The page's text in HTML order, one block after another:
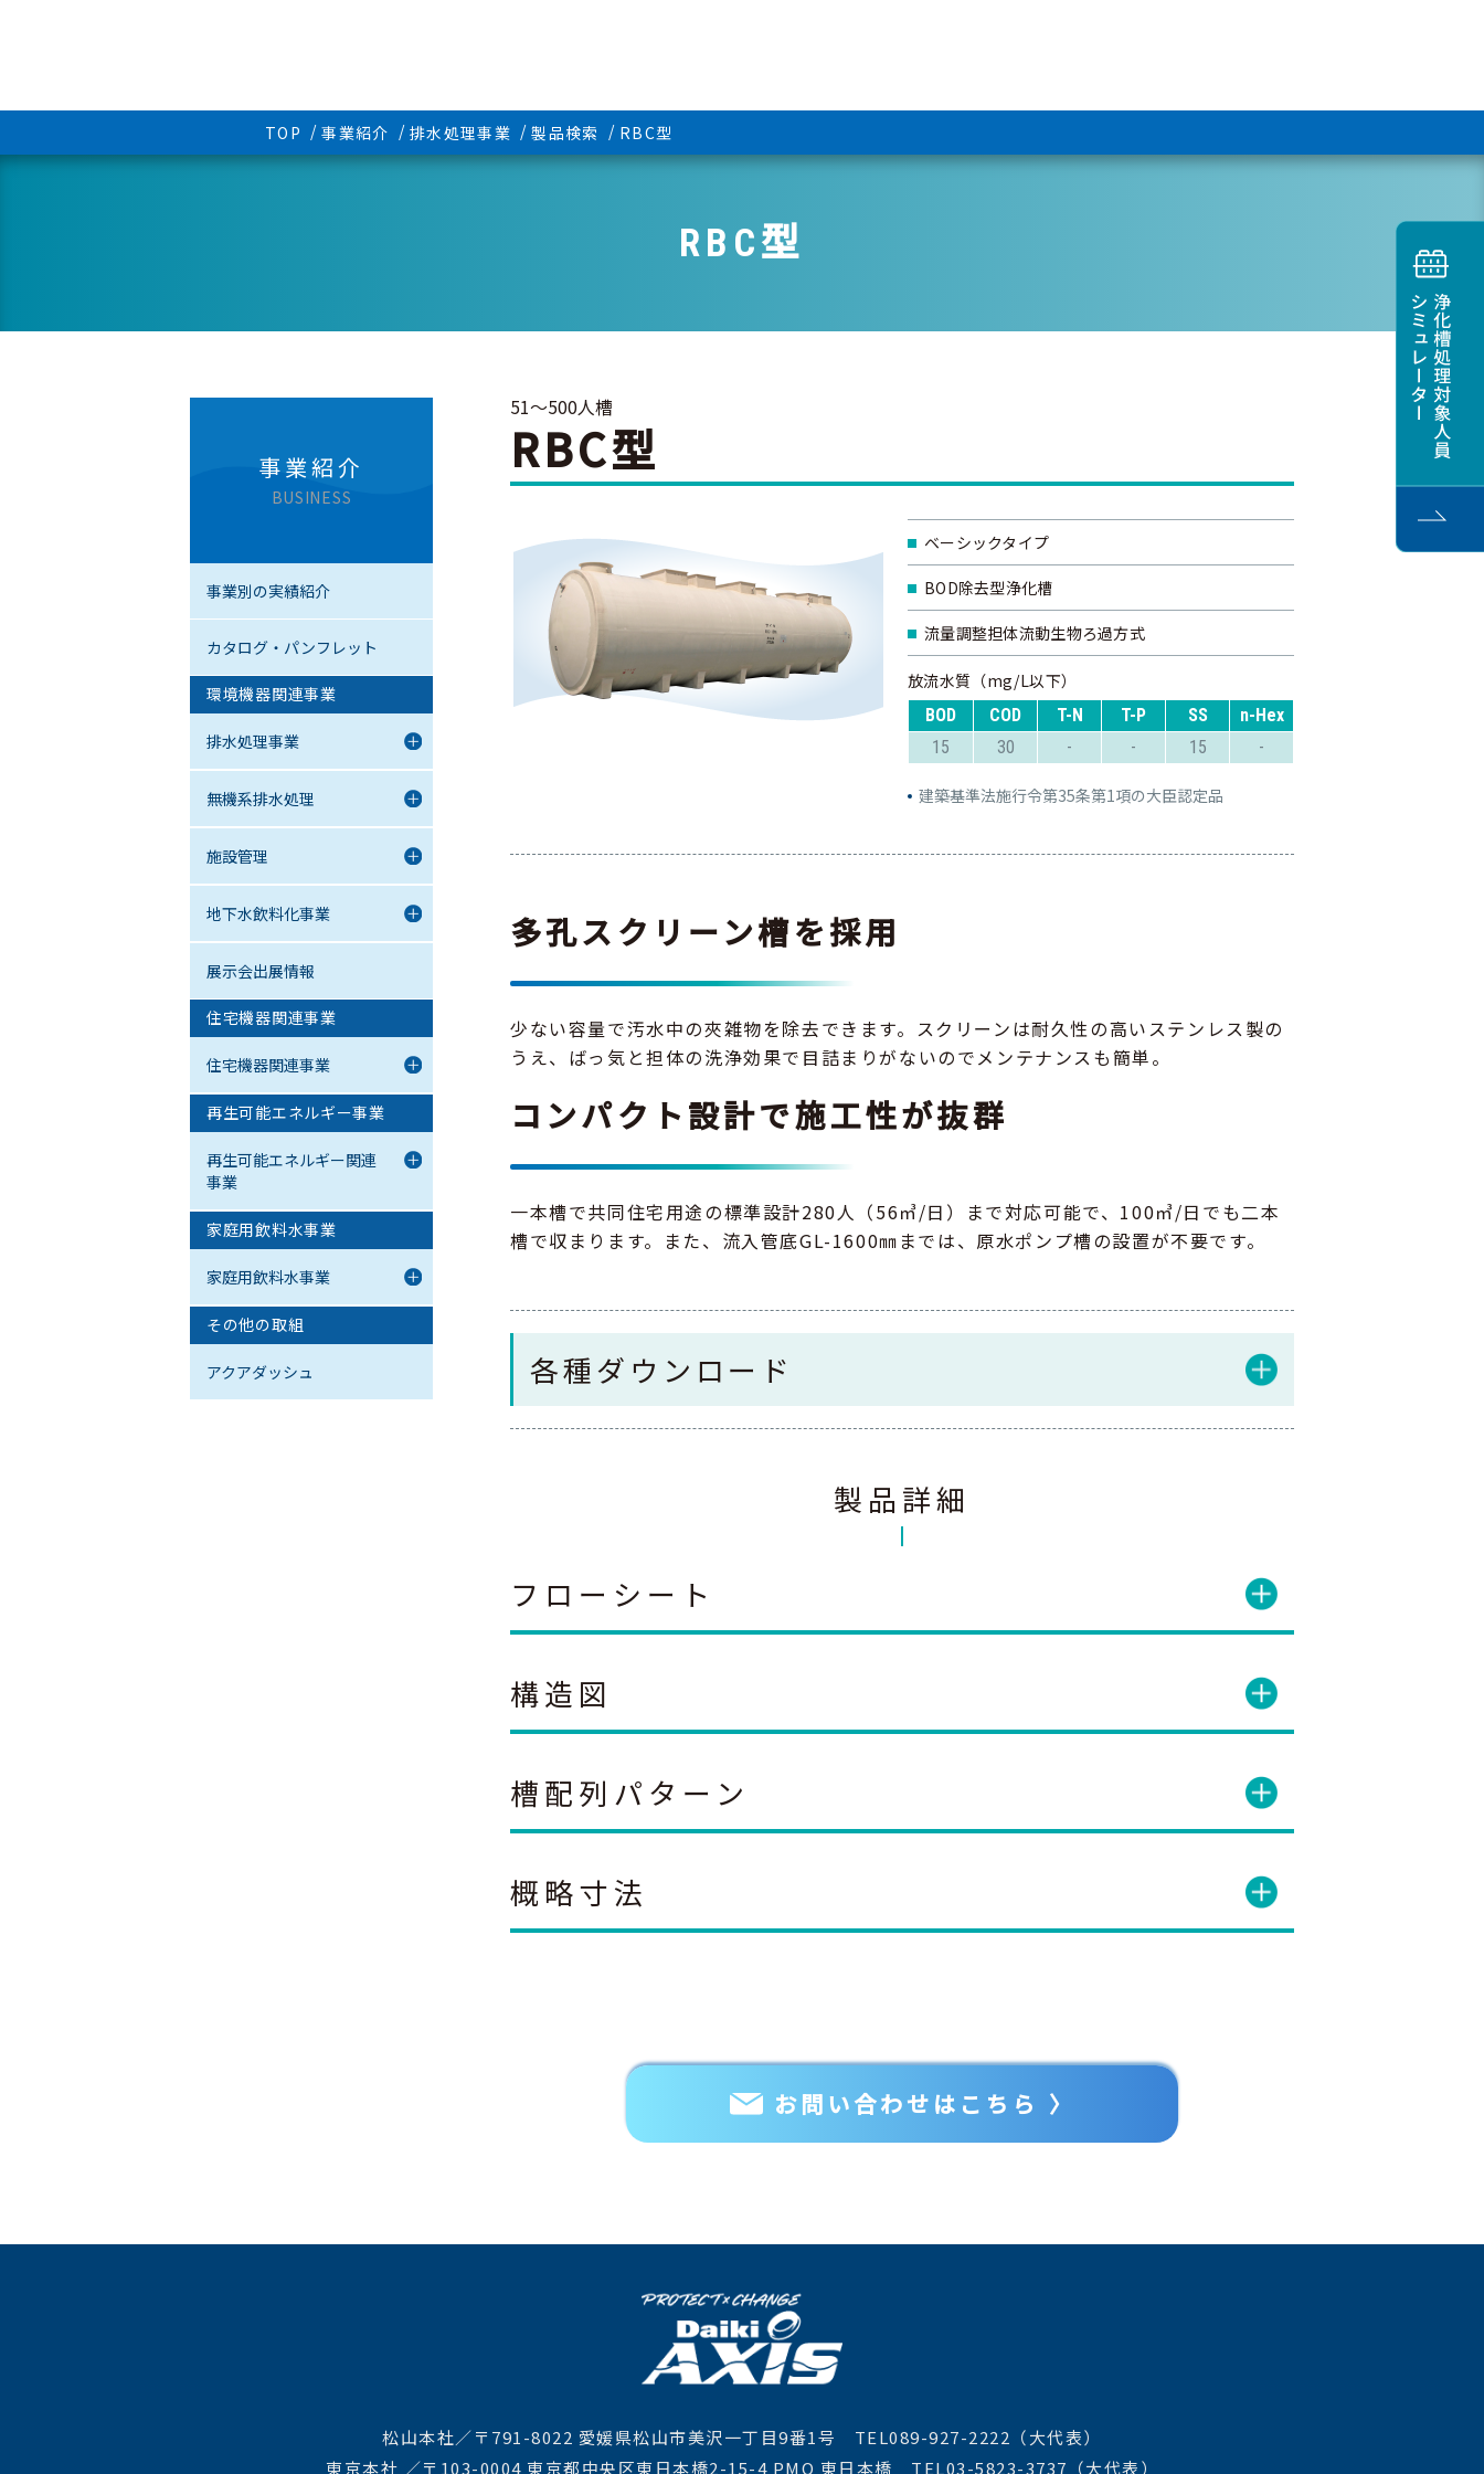
TOP 事業紹介 排水処理事業 製品検索 RBC型
RBC型
事業紹介
BUSINESS
事業別の実績紹介
カタログ・パンフレット
環境機器関連事業
排水処理事業
無機系排水処理
施設管理
地下水飲料化事業
展示会出展情報
住宅機器関連事業
住宅機器関連事業
再生可能エネルギー事業
再生可能エネルギー関連
事業
家庭用飲料水事業
家庭用飲料水事業
その他の取組
アクアダッシュ
51〜500人槽
RBC型
ベーシックタイプ
BOD除去型浄化槽
流量調整担体流動生物ろ過方式
放流水質（mg/L以下）
BOD COD T-N T-P SS
n-Hex
15
30 - - 15 -
建築基準法施行令第35条第1項の大臣認定品
多孔スクリーン槽を採用
少ない容量で汚水中の夾雑物を除去できます。スクリーンは耐久性の高いステンレス製の
うえ、ばっ気と担体の洗浄効果で目詰まりがないのでメンテナンスも簡単。
コンパクト設計で施工性が抜群
一本槽で共同住宅用途の標準設計280人（56㎥/日）まで対応可能で、100㎥/日でも二本
槽で収まります。また、流入管底GL-1600㎜までは、原水ポンプ槽の設置が不要です。
各種ダウンロード
製品詳細
フローシート
構造図
槽配列パターン
概略寸法
お問い合わせはこちら 〉
松山本社／〒791-8022 愛媛県松山市美沢一丁目9番1号 TEL089-927-2222（大代表）
東京本社 ／〒103-0004 東京都中央区東日本橋2-15-4 PMO 東日本橋 TEL03-5823-3737（大代表）